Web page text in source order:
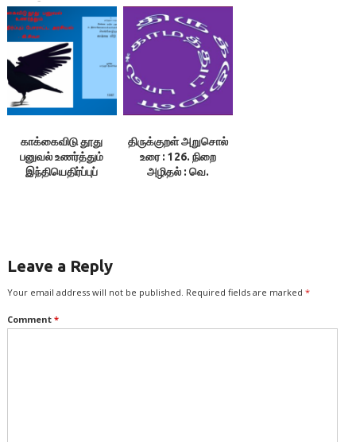
இங்கிலாந்து
போராட்ட அரசியல் 4/4 –
கி.சிவா
காக்கைவிடு தூது
பனுவல் உணர்த்தும்
இந்தியெதிர்ப்புப்
திருக்குறள் அறுசொல்
உரை : 126. நிறை
அழிதல் : வெ.
Leave a Reply
Your email address will not be published. Required fields are marked *
Comment *